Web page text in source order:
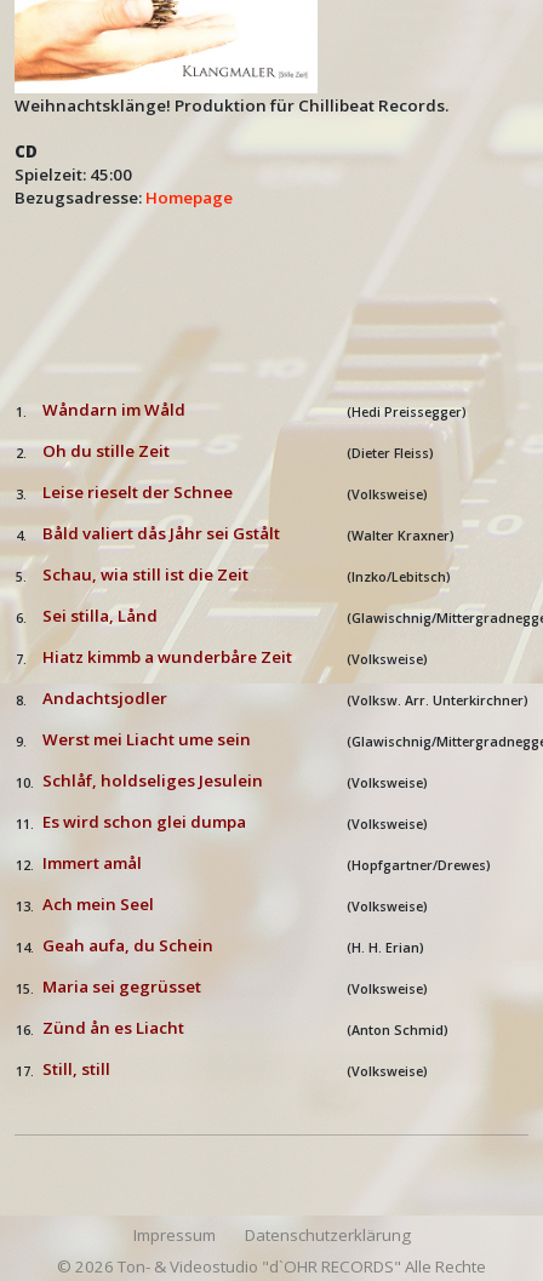
Weihnachtsklänge! Produktion für Chillibeat Records.
CD
Spielzeit: 45:00
Bezugsadresse: Homepage
1. Wåndarn im Wåld (Hedi Preissegger)
2. Oh du stille Zeit (Dieter Fleiss)
3. Leise rieselt der Schnee (Volksweise)
4. Båld valiert dås Jåhr sei Gstålt (Walter Kraxner)
5. Schau, wia still ist die Zeit (Inzko/Lebitsch)
6. Sei stilla, Lånd (Glawischnig/
7. Hiatz kimmb a wunderbåre Zeit (Volksweise)
8. Andachtsjodler (Volksw. Arr. Unterkirchner)
9. Werst mei Liacht ume sein (Glawischnig/
10. Schlåf, holdseliges Jesulein (Volksweise)
11. Es wird schon glei dumpa (Volksweise)
12. Immert amål (Hopfgartner/Drewes)
13. Ach mein Seel (Volksweise)
14. Geah aufa, du Schein (H. H. Erian)
15. Maria sei gegrüsset (Volksweise)
16. Zünd ån es Liacht (Anton Schmid)
17. Still, still (Volksweise)
Impressum
Datenschutzerklärung
© 2026 Ton- & Videostudio "d`OHR RECORDS" Alle Rechte